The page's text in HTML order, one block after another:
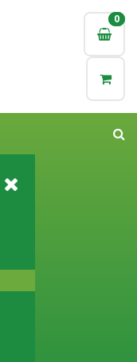
0
0